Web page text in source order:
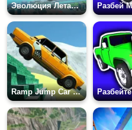
Эволюция Летающих Колес
Ramp Jump Car Crash